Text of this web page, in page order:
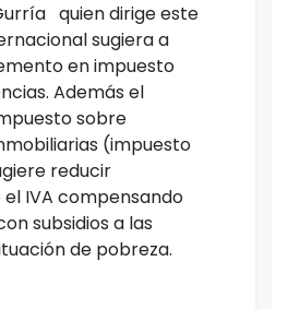
quien dirige este
sugiera a
en impuesto
Además el
sobre
(impuesto
reducir
IVA compensando
subsidios a las
de pobreza.